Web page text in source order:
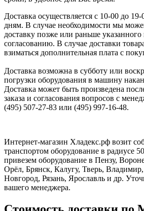
Доставка осуществляется с 10-00 до
дням. В случае необходимости мы
доставку позже или раньше
согласованию. В случае доставки
взиматься дополнительная плата с
Доставка возможна в субботу или
погрузки оборудования в машину
Доставка может быть произведена
заказа и согласования вопросов с
(495) 507-27-83 или (495) 997-16-48.
Интернет-магазин Хладекс.рф возит
транспортом оборудование в радиусе
привезем оборудование в Пензу,
Орёл, Брянск, Калугу, Тверь,
Новгород, Рязань, Ярославль и др.
вашего менеджера.